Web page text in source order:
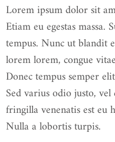
Lorem ipsum dolor sit
Etiam eu egestas massa.
tempus. Nunc ut blandit
lorem lorem, congue
Donec tempus semper
Sed varius odio justo, vel
fringilla venenatis est eu
Nulla a lobortis turpis.